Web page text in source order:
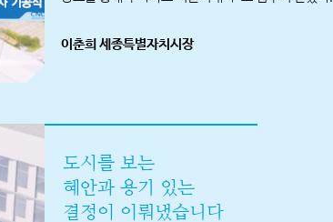
이춘희 세종특별자치시장
도시를 보는
혜안과 용기 있는
결정이 이뤄냈습니다